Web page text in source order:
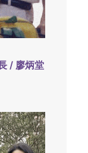
/ 廖炳堂